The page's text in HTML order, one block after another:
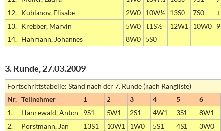
12. Kublanov, Elisabe 2W0 10W½ 13S0 7S0
+
13. Krebber, Marvin 5W0 11S½ 12W1 10W0
14. Hahmann, Johannes 8W0 5S0
3. Runde, 27.03.2009
Fortschrittstabelle: Stand nach der 7. Runde (nach Rangliste)
Nr. Teilnehmer 1 2 3 4 5
6
1.
Hannewald, Anton 9S1 5W1 2S1 4W1 3S1
8W1
2.
Porstmann, Jan 13S1 10W1 1W0 5S1 4S1
3W0